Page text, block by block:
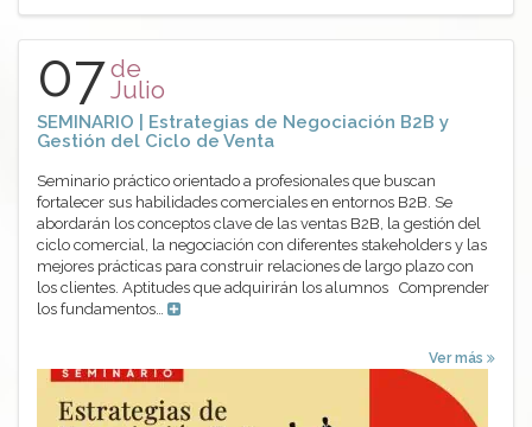
07de
Julio
SEMINARIO | Estrategias de Negociación B2B y
Gestión del Ciclo de Venta
Seminario práctico orientado a profesionales que buscan
fortalecer sus habilidades comerciales en entornos B2B. Se
abordarán los conceptos clave de las ventas B2B, la gestión del
ciclo comercial, la negociación con diferentes stakeholders y las
mejores prácticas para construir relaciones de largo plazo con
los clientes. Aptitudes que adquirirán los alumnos Comprender
los fundamentos…
Ver más